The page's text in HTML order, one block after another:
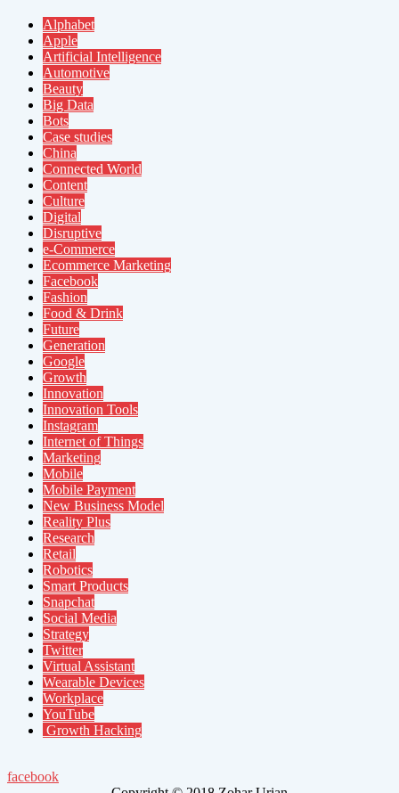
Alphabet
Apple
Artificial Intelligence
Automotive
Beauty
Big Data
Bots
Case studies
China
Connected World
Content
Culture
Digital
Disruptive
e-Commerce
Ecommerce Marketing
Facebook
Fashion
Food & Drink
Future
Generation
Google
Growth
Innovation
Innovation Tools
Instagram
Internet of Things
Marketing
Mobile
Mobile Payment
New Business Model
Reality Plus
Research
Retail
Robotics
Smart Products
Snapchat
Social Media
Strategy
Twitter
Virtual Assistant
Wearable Devices
Workplace
YouTube
Growth Hacking
facebook